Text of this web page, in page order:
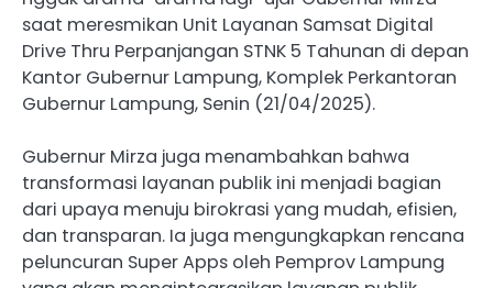
saat meresmikan Unit Layanan Samsat Digital
Drive Thru Perpanjangan STNK 5 Tahunan di depan
Kantor Gubernur Lampung, Komplek Perkantoran
Gubernur Lampung, Senin (21/04/2025).
Gubernur Mirza juga menambahkan bahwa
transformasi layanan publik ini menjadi bagian
dari upaya menuju birokrasi yang mudah, efisien,
dan transparan. Ia juga mengungkapkan rencana
peluncuran Super Apps oleh Pemprov Lampung